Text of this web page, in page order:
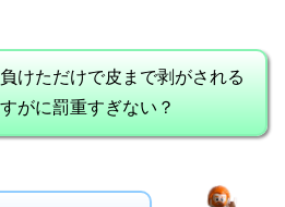
けただけで皮まで剥がされる
がに罰重すぎない？